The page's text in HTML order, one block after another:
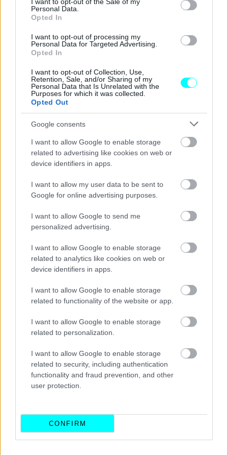
Personal Data.
Opted In
I want to opt-out of processing my
Personal Data for Targeted Advertising.
Opted In
I want to opt-out of Collection, Use,
Retention, Sale, and/or Sharing of my
Personal Data that Is Unrelated with the
Purposes for which it was collected.
Opted Out
Google consents
I want to allow Google to enable storage
related to advertising like cookies on web or
device identifiers in apps.
I want to allow my user data to be sent to
Google for online advertising purposes.
I want to allow Google to send me
personalized advertising.
I want to allow Google to enable storage
related to analytics like cookies on web or
device identifiers in apps.
I want to allow Google to enable storage
related to functionality of the website or app.
I want to allow Google to enable storage
related to personalization.
I want to allow Google to enable storage
related to security, including authentication
functionality and fraud prevention, and other
user protection.
CONFIRM
κυκλοφορήσει τον
οδήγηση. Πατώντας μονάχα ένα κουμπί από το
εσωτερικό, ο χρήστης θα μεταφέρεται στον προορισμό
που έχει επιλέξει,χωρίς να χρειαστεί να κάνει
απολύτως τίποτα άλλο .
Θα λαμβάνει υπόψιν του τιςκαιρικές συνθήκες, ώστε να
μην αποφευχθεί ενδεχόμενη «ταλαιπωρία» για τον
επιβάτη. Σε περίπτωση που κάποιος επιθυμεί να το
χειριστεί ο ίδιος, τότε θα χρησιμοποιεί ένα joystick
χειροκίνητη λειτουργία
πως οι ενδιαφερόμενοι, θα πρέπει προηγουμένως να
περάσουν επιτυχώς τιςεξετάσειςγια το
συγκεκριμένο μοντέλο.
Τα Βαλκάνια θα έχουν ιπτάμενα αυτοκίνητα